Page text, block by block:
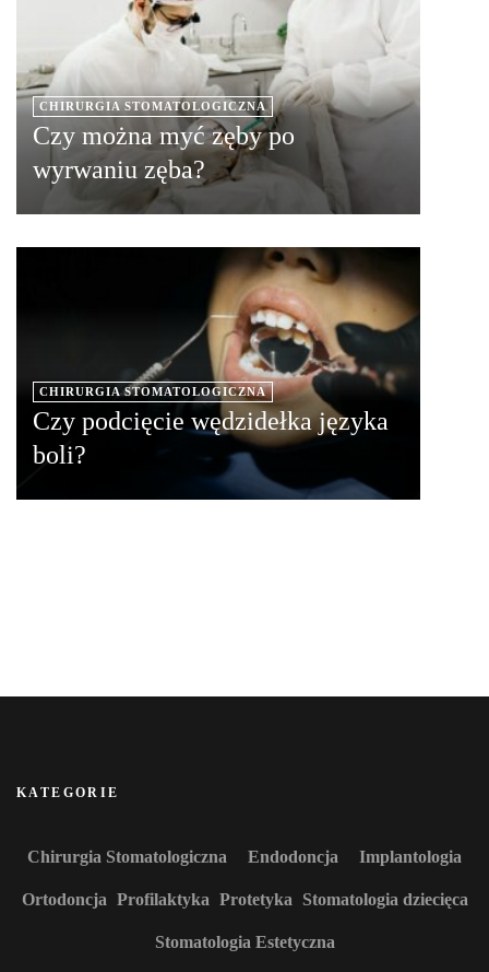
CHIRURGIA STOMATOLOGICZNA
Czy można myć zęby po
wyrwaniu zęba?
CHIRURGIA STOMATOLOGICZNA
Czy podcięcie wędzidełka języka
boli?
KATEGORIE
Chirurgia Stomatologiczna Endodoncja Implantologia
Ortodoncja Profilaktyka Protetyka Stomatologia dziecięca
Stomatologia Estetyczna